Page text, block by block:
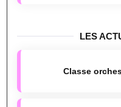
LES
Classe